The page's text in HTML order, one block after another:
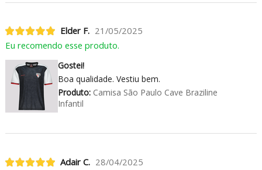
Elder F. 21/05/2025
Eu recomendo esse produto.
Gostei!
Boa qualidade. Vestiu bem.
Produto:Camisa São Paulo Cave Braziline
Infantil
Adair C. 28/04/2025